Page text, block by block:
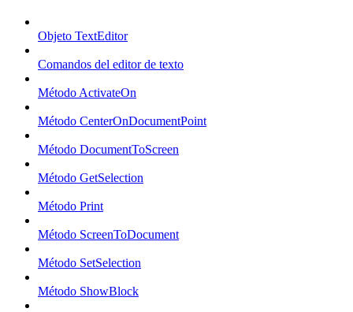
Objeto TextEditor
Comandos del editor de texto
Método ActivateOn
Método CenterOnDocumentPoint
Método DocumentToScreen
Método GetSelection
Método Print
Método ScreenToDocument
Método SetSelection
Método ShowBlock